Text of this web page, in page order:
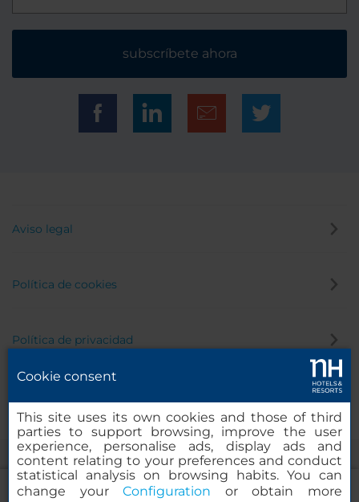
subscríbete ahora
Aviso legal
Política de cookies
Política de privacidad
Cookie consent
This site uses its own cookies and those of third
parties to support browsing, improve the user
experience, personalise ads, display ads and
content relating to your preferences and conduct
statistical analysis on browsing habits. You can
change yourConfiguration or obtain more